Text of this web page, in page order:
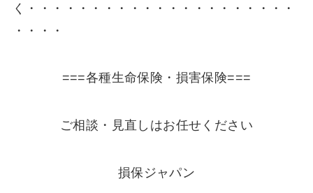
く・・・・・・・・・・・・・・・・・・・・・
・・・・
===各種生命保険・損害保険===
ご相談・見直しはお任せください
損保ジャパン